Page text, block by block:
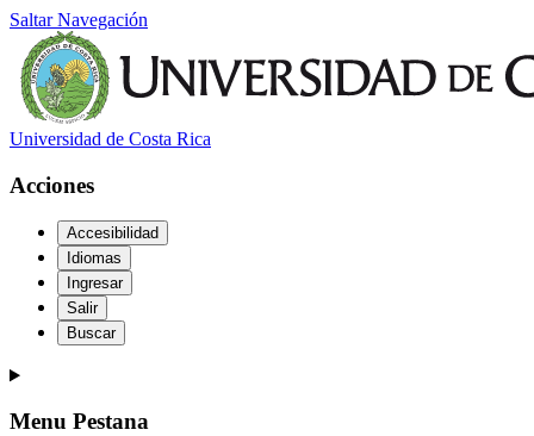
Saltar Navegación
Universidad de Costa Rica
Acciones
Accesibilidad
Idiomas
Ingresar
Salir
Buscar
Menu Pestana